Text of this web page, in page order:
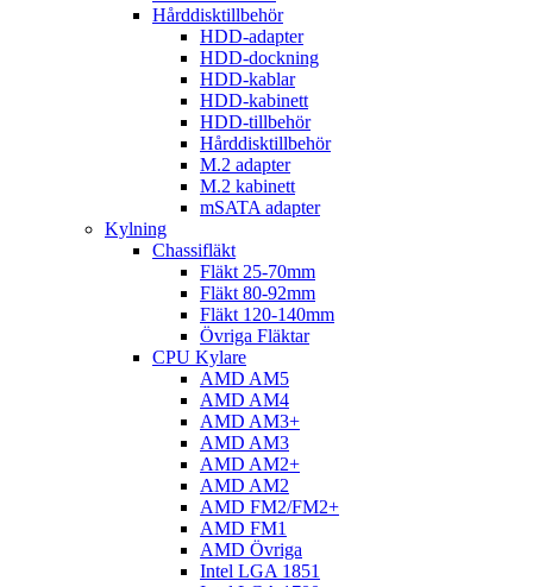
Hårddisktillbehör
HDD-adapter
HDD-dockning
HDD-kablar
HDD-kabinett
HDD-tillbehör
Hårddisktillbehör
M.2 adapter
M.2 kabinett
mSATA adapter
Kylning
Chassifläkt
Fläkt 25-70mm
Fläkt 80-92mm
Fläkt 120-140mm
Övriga Fläktar
CPU Kylare
AMD AM5
AMD AM4
AMD AM3+
AMD AM3
AMD AM2+
AMD AM2
AMD FM2/FM2+
AMD FM1
AMD Övriga
Intel LGA 1851